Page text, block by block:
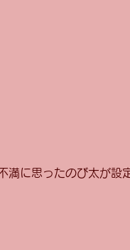
満に思ったのび太が設